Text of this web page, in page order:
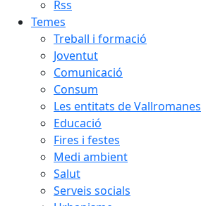
Rss
Temes
Treball i formació
Joventut
Comunicació
Consum
Les entitats de Vallromanes
Educació
Fires i festes
Medi ambient
Salut
Serveis socials